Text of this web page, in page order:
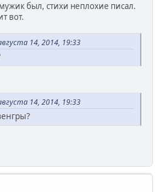
был, стихи неплохие писал.
вот.
14, 2014, 19:33
14, 2014, 19:33